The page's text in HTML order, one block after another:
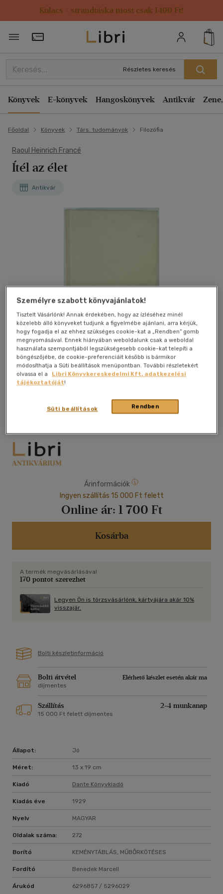
Kulacs / strandtáska most csak 1499 Ft!
Törzsvásárlói Kártya adatai
Részletes keresés
Könyvek E-könyvek Hangoskönyvek Antikvár
Főoldal Könyvek Társ. tudományok Filozófia
Raoul Heinrich Francé
Ítél az élet
Antikvár
Kívánságlistához adom Megosztom
Dante Könyvkiadó|1929| magyar nyelvű|keménytáblás,
Árinformációk
Ingyen szállítás 15 000 Ft felett
Online ár: 1 700 Ft
Kosárba
A termék megvásárlásával
170 pontot szerezhet
Legyen Ön is törzsvásárlónk, kártyájára akár 10%
visszajár.
Bolti készletinformáció
Bolti átvétel
Elérhető készlet esetén akár ma
díjmentes
Szállítás 2-4 munkanap
15 000 Ft felett díjmentes
Állapot: Jó
Méret: 13 x 19 cm
Kiadó Dante Könyvkiadó
Kiadás éve 1929
Nyelv MAGYAR
Oldalak száma: 272
Borító KEMÉNYTÁBLÁS, MŰBŐRKÖTÉSES
Fordító Benedek Marcell
Árukód 6296857 / 5296029
Személyre szabott könyvajánlatok!
Tisztelt Vásárlónk! Annak érdekében, hogy az ízléséhez minél
közelebb álló könyveket tudjunk a figyelmébe ajánlani, arra kérjük,
hogy fogadja el az ehhez szükséges cookie-kat a „Rendben” gomb
megnyomásával. Ennek hiányában weboldalunk csak a weboldal
használata szempontjából legszükségesebb cookie-kat telepíti a
böngészőjébe, de cookie-preferenciáit később is bármikor
módosíthatja a Süti beállítások menüpontban. További részletekért
olvassa el a
Libri Könyvkereskedelmi Kft. adatkezelési
tájékoztatóját!
Rendben
Süti beállítások